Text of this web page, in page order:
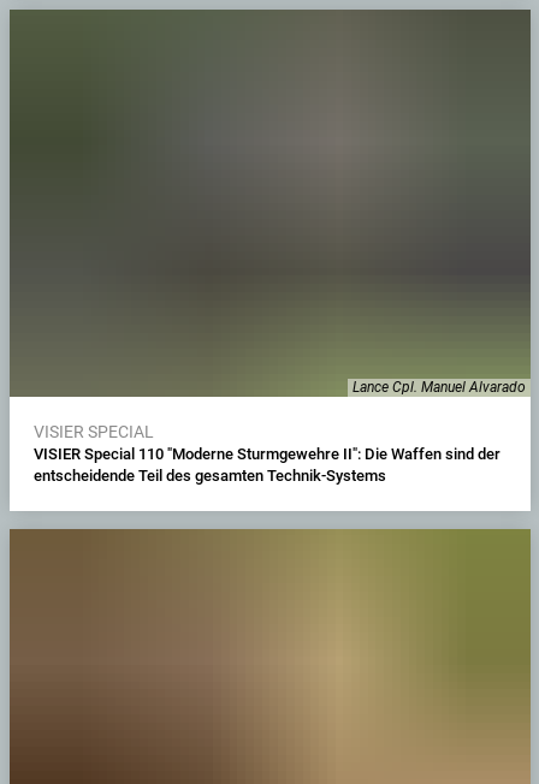
Lance Cpl. Manuel Alvarado
VISIER SPECIAL
VISIER Special 110 "Moderne Sturmgewehre II": Die Waffen sind der
entscheidende Teil des gesamten Technik-Systems